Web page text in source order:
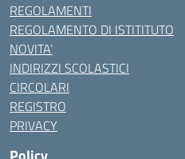
REGOLAMENTI
REGOLAMENTO DI ISTITITUTO
NOVITA’
INDIRIZZI SCOLASTICI
CIRCOLARI
REGISTRO
PRIVACY